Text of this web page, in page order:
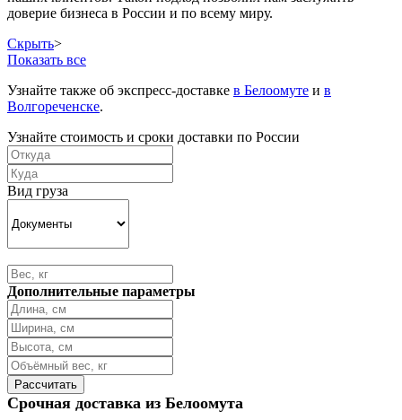
доверие бизнеса в России и по всему миру.
Скрыть>
Показать все
Узнайте также об экспресс-доставке в Белоомуте и в
Волгореченске.
Узнайте стоимость и сроки доставки по России
Вид груза
Дополнительные параметры
Срочная доставка из Белоомута